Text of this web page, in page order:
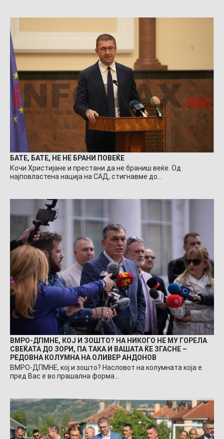
БАТЕ, БАТЕ, НЕ НЕ БРАНИ ПОВЕЌЕ
Кочи Христијане и престани да не браниш веќе. Од
најповластена нација на САД, стигнавме до…
ВМРО-ДПМНЕ, КОЈ И ЗОШТО? НА НИКОГО НЕ МУ ГОРЕЛА
СВЕЌАТА ДО ЗОРИ, ПА ТАКА И ВАШАТА ЌЕ ЗГАСНЕ –
РЕДОВНА КОЛУМНА НА ОЛИВЕР АНДОНОВ
ВМРО-ДПМНЕ, кој и зошто? Насловот на колумната која е
пред Вас е во прашална форма…